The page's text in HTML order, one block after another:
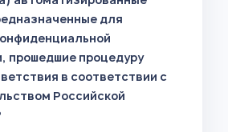
для
прошедшие процедуру
в соответствии с
Российской